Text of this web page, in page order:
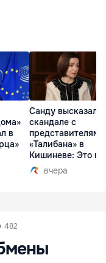
в
Санду
скандале с
представителями
«Талибана» в
Кишиневе: Это
вчера
482